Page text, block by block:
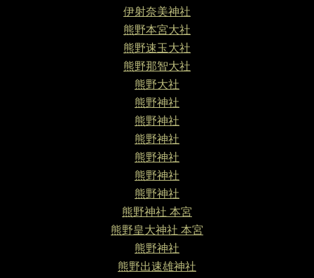
伊射奈美神社
熊野本宮大社
熊野速玉大社
熊野那智大社
熊野大社
熊野神社
熊野神社
熊野神社
熊野神社
熊野神社
熊野神社
熊野神社 本宮
熊野皇大神社 本宮
熊野神社
熊野出速雄神社